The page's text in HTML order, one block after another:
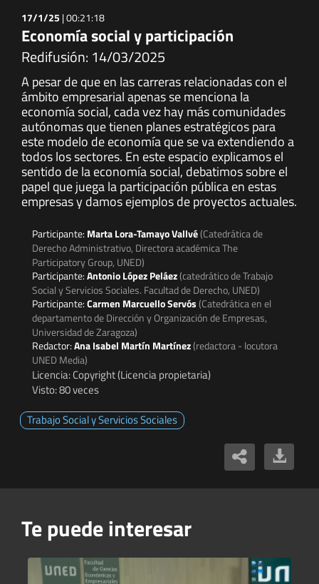
17/1/25 |00:21:18
Economía social y participación
Redifusión: 14/03/2025
A pesar de que en las carreras relacionadas con el
ámbito empresarial apenas se menciona la
economía social, cada vez hay más comunidades
autónomas que tienen planes estratégicos para
este modelo de economía que se va extendiendo a
todos los sectores. En este espacio explicamos el
sentido de la economía social, debatimos sobre el
papel que juega la participación pública en estas
empresas y damos ejemplos de proyectos actuales.
Participante: Marta Lora-Tamayo Vallvé(Catedrática de
Derecho Administrativo, Directora académica The
Participatory Group, UNED)
Participante:Antonio López Peláez(catedrático de Trabajo
Social y Servicios Sociales. Facultad de Derecho, UNED)
Participante:Carmen Marcuello Servós(Catedrática en el
departamento de Dirección y Organización de Empresas,
Universidad de Zaragoza)
Redactor:Ana Isabel Martín Martínez(redactora - locutora
UNED Media)
Licencia: Copyright (Licencia propietaria)
Visto: 80 veces
Trabajo Social y Servicios Sociales
Te puede interesar